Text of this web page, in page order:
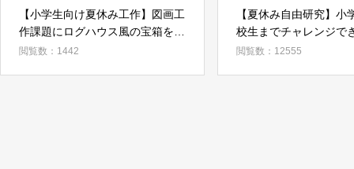
【小学生向け夏休み工作】図画工
作課題にログハウス風の宝箱を作
ろう！
閲覧数：1442
【夏休み自由研究】小
校生までチャレンジで
型動画（家模型に限ら
閲覧数：12555